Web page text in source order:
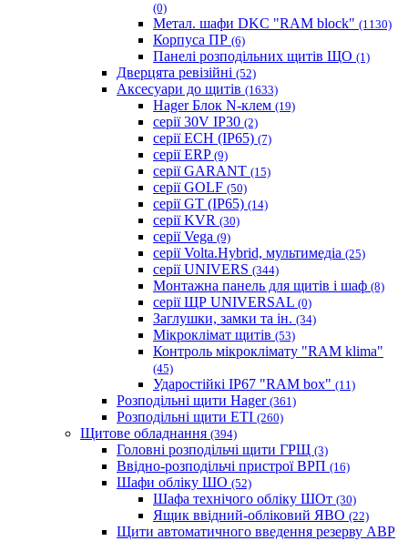
(0)
Метал. шафи DKC "RAM block" (1130)
Корпуса ПР (6)
Панелі розподільних щитів ЩО (1)
Дверцята ревізійні (52)
Аксесуари до щитів (1633)
Hager Блок N-клем (19)
серії 30V IP30 (2)
серії ECH (IP65) (7)
серії ERP (9)
серії GARANT (15)
серії GOLF (50)
серії GT (IP65) (14)
серії KVR (30)
серії Vega (9)
серії Volta.Hybrid, мультимедіа (25)
серії UNIVERS (344)
Монтажна панель для щитів і шаф (8)
серії ЩР UNIVERSAL (0)
Заглушки, замки та ін. (34)
Мікроклімат щитів (53)
Контроль мікроклімату "RAM klima"
(45)
Ударостійкі IP67 "RAM box" (11)
Розподільні щити Hager (361)
Розподільні щити ETI (260)
Щитове обладнання (394)
Головні розподільчі щити ГРЩ (3)
Ввідно-розподільчі пристрої ВРП (16)
Шафи обліку ШО (52)
Шафа технічого обліку ШОт (30)
Ящик ввідний-обліковий ЯВО (22)
Щити автоматичного введення резерву АВР